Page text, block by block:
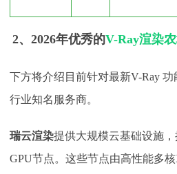
2、 2026年优秀的V-Ray渲染
下方将介绍目前针对最新V-Ray
行业知名 服务商。
瑞云渲染提供大规模云基础设施
GPU节点。这些节点由高性能多